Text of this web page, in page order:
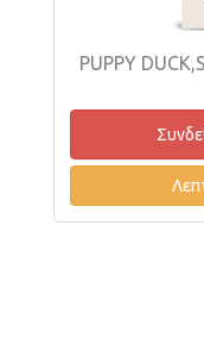
PUPPY